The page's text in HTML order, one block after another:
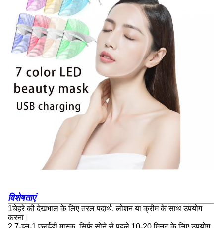
विशेषताएं
1चेहरे की देखभाल के लिए तरल पदार्थ, लोशन या क्रीम के साथ उपयोग
करना।
2.7-इन-1 एलईडी मास्क, सिर्फ सोने से पहले 10-20 मिनट के लिए उपयोग